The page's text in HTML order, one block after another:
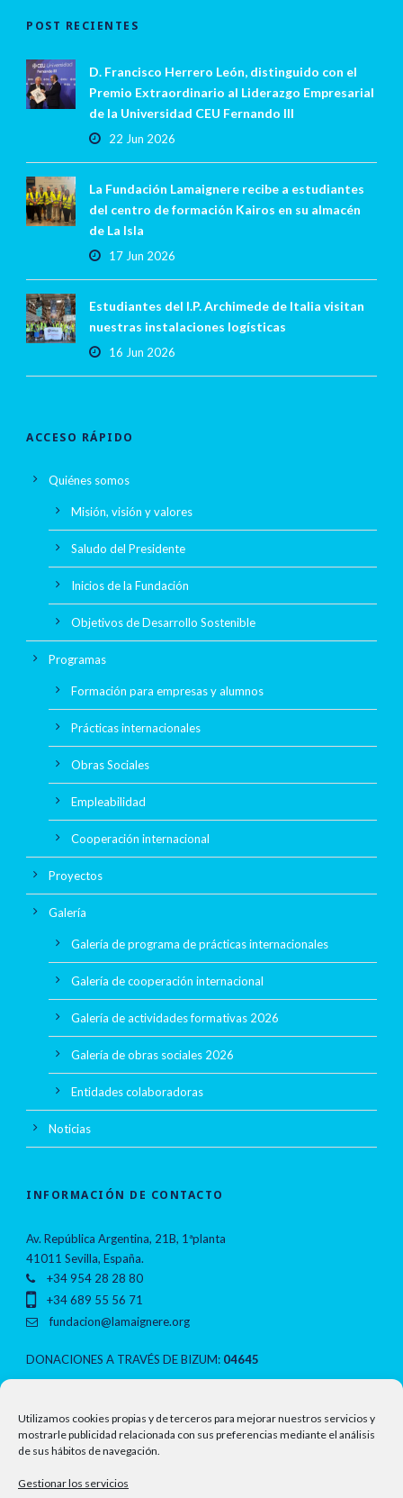
Utilizamos cookies propias y de terceros para mejorar nuestros servicios y
mostrarle publicidad relacionada con sus preferencias mediante el análisis
de sus hábitos de navegación.
Gestionar los servicios
POST RECIENTES
D. Francisco Herrero León, distinguido con el
Premio Extraordinario al Liderazgo Empresarial
de la Universidad CEU Fernando III
22 Jun 2026
La Fundación Lamaignere recibe a estudiantes
del centro de formación Kairos en su almacén
de La Isla
17 Jun 2026
Estudiantes del I.P. Archimede de Italia visitan
nuestras instalaciones logísticas
16 Jun 2026
ACCESO RÁPIDO
Quiénes somos
Misión, visión y valores
Saludo del Presidente
Inicios de la Fundación
Objetivos de Desarrollo Sostenible
Programas
Formación para empresas y alumnos
Prácticas internacionales
Obras Sociales
Empleabilidad
Cooperación internacional
Proyectos
Galería
Galería de programa de prácticas internacionales
Galería de cooperación internacional
Galería de actividades formativas 2026
Galería de obras sociales 2026
Entidades colaboradoras
Noticias
INFORMACIÓN DE CONTACTO
Av. República Argentina, 21B, 1ªplanta
41011 Sevilla, España.
+34 954 28 28 80
+34 689 55 56 71
fundacion@lamaignere.org
DONACIONES A TRAVÉS DE BIZUM: 04645
NOTAS LEGALES
Política de privacidad